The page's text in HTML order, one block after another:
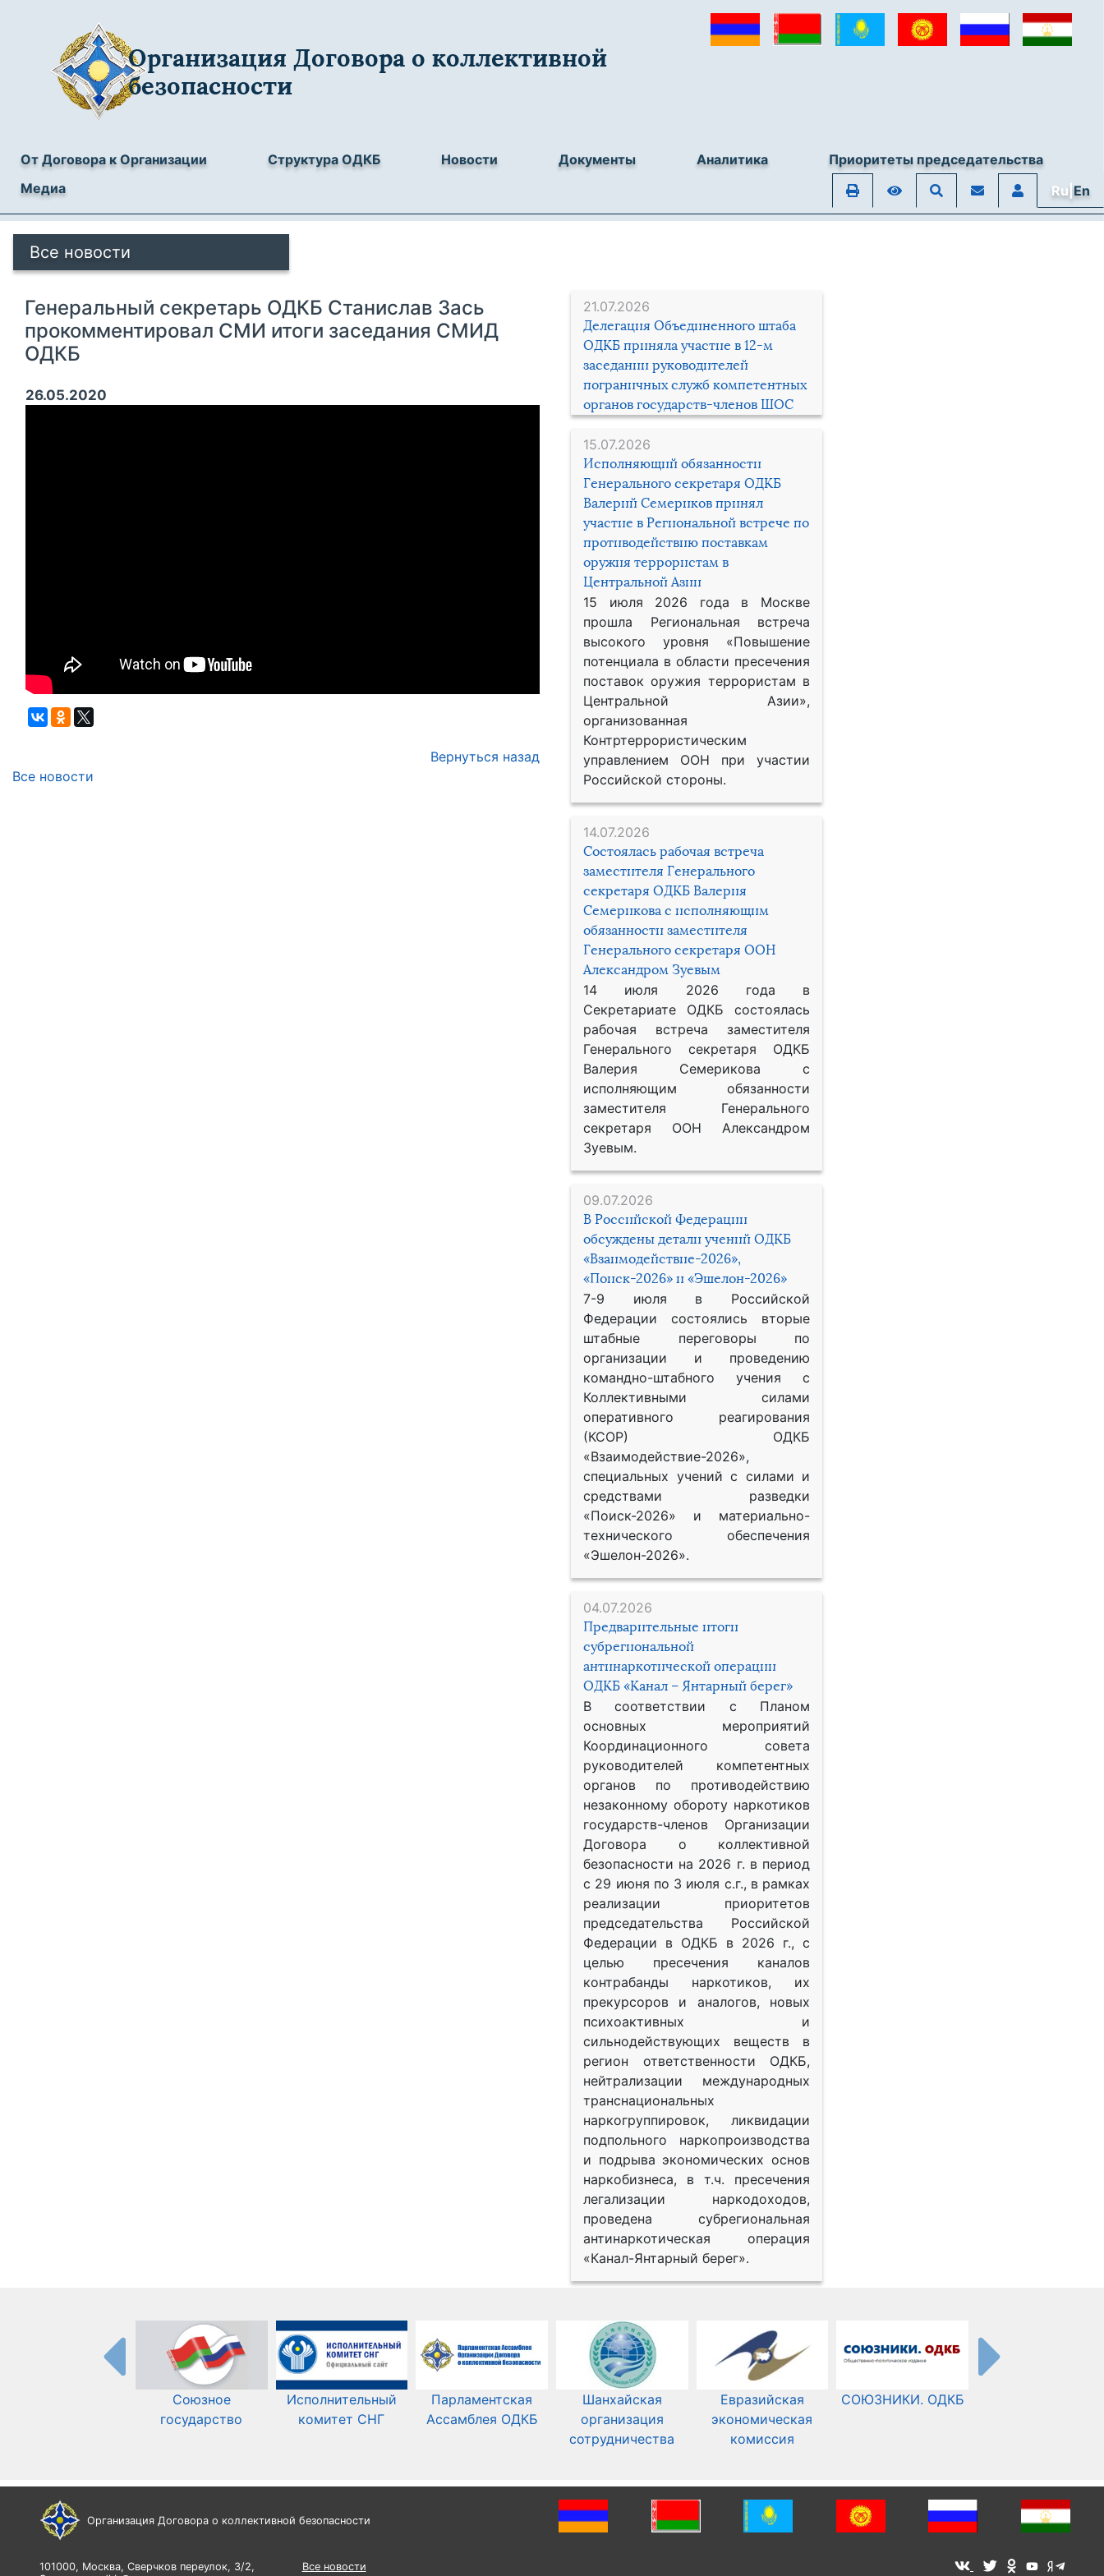
Организация Договора о коллективной
безопасности
От Договора к Организации Структура ОДКБ Новости Документы Аналитика
Приоритеты председательства
Медиа
Ru|En
Все новости
21.07.2026
Делегация Объединенного штаба
ОДКБ приняла участие в 12-м
заседании руководителей
пограничных служб компетентных
органов государств-членов ШОС
15.07.2026
Исполняющий обязанности
Генерального секретаря ОДКБ
Валерий Семериков принял
участие в Региональной встрече по
противодействию поставкам
оружия террористам в
Центральной Азии
15 июля 2026 года в Москве
прошла Региональная встреча
высокого уровня «Повышение
потенциала в области пресечения
поставок оружия террористам в
Центральной Азии»,
организованная
Контртеррористическим
управлением ООН при участии
Российской стороны.
14.07.2026
Состоялась рабочая встреча
заместителя Генерального
секретаря ОДКБ Валерия
Семерикова с исполняющим
обязанности заместителя
Генерального секретаря ООН
Александром Зуевым
14 июля 2026 года в
Секретариате ОДКБ состоялась
рабочая встреча заместителя
Генерального секретаря ОДКБ
Валерия Семерикова с
исполняющим обязанности
заместителя Генерального
секретаря ООН Александром
Зуевым.
09.07.2026
В Российской Федерации
обсуждены детали учений ОДКБ
«Взаимодействие-2026»,
«Поиск-2026» и «Эшелон-2026»
7-9 июля в Российской
Федерации состоялись вторые
штабные переговоры по
организации и проведению
командно-штабного учения с
Коллективными силами
оперативного реагирования
(КСОР) ОДКБ
«Взаимодействие-2026»,
специальных учений с силами и
средствами разведки
«Поиск-2026» и материально-
технического обеспечения
«Эшелон-2026».
04.07.2026
Предварительные итоги
субрегиональной
антинаркотической операции
ОДКБ «Канал – Янтарный берег»
В соответствии с Планом
основных мероприятий
Координационного совета
руководителей компетентных
органов по противодействию
незаконному обороту наркотиков
государств-членов Организации
Договора о коллективной
безопасности на 2026 г. в период
с 29 июня по 3 июля с.г., в рамках
реализации приоритетов
председательства Российской
Федерации в ОДКБ в 2026 г., с
целью пресечения каналов
контрабанды наркотиков, их
прекурсоров и аналогов, новых
психоактивных и
сильнодействующих веществ в
регион ответственности ОДКБ,
нейтрализации международных
транснациональных
наркогруппировок, ликвидации
подпольного наркопроизводства
и подрыва экономических основ
наркобизнеса, в т.ч. пресечения
легализации наркодоходов,
проведена субрегиональная
антинаркотическая операция
«Канал-Янтарный берег».
Генеральный секретарь ОДКБ Станислав Зась
прокомментировал СМИ итоги заседания СМИД
ОДКБ
26.05.2020
Вернуться назад
Все новости
Союзное
государство
Исполнительный
комитет СНГ
Парламентская
Ассамблея ОДКБ
Шанхайская
организация
сотрудничества
Евразийская
экономическая
комиссия
СОЮЗНИКИ. ОДКБ
Организация Договора о коллективной безопасности
101000, Москва, Сверчков переулок, 3/2,
Все новости